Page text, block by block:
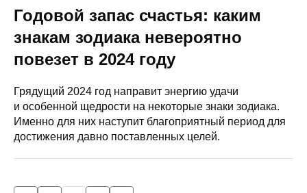
Годовой запас счастья: каким
знакам зодиака невероятно
повезет в 2024 году
Грядущий 2024 год направит энергию удачи
и особенной щедрости на некоторые знаки зодиака.
Именно для них наступит благоприятный период для
достижения давно поставленных целей.